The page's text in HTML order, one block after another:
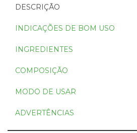
DESCRIÇÃO
INDICAÇÕES DE BOM USO
INGREDIENTES
COMPOSIÇÃO
MODO DE USAR
ADVERTÊNCIAS